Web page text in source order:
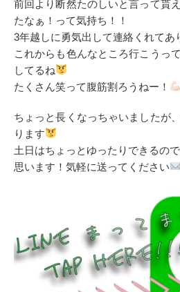
前回より断然たのしいと言って貰
たなぁ！って気持ち！！
3年越しに勇気出して連絡くれてあ
これからも色んなところ行こうっ
してるね
たくさん笑って腹筋割ろうねー！
ちょっと長くなっちゃいましたが
ります
土日はちょっとゆったりできるの
思います！気軽に送ってください